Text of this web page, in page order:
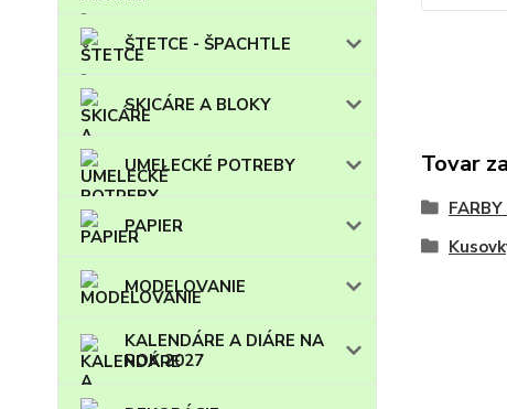
ŠTETCE - ŠPACHTLE
SKICÁRE A BLOKY
UMELECKÉ POTREBY
PAPIER
MODELOVANIE
KALENDÁRE A DIÁRE NA
ROK 2027
Tovar